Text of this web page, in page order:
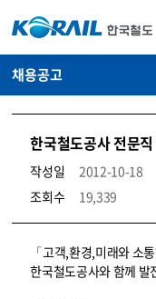
채용공고
한국철도공사 전문
작성일
2012-10-18
조회수
19,339
코레일소개_경영공시_채용공고 상세보기 – 내용, 파일, 담당자 연락처로 구성
「고객,환경,미래와 소
한국철도공사와 함께 발